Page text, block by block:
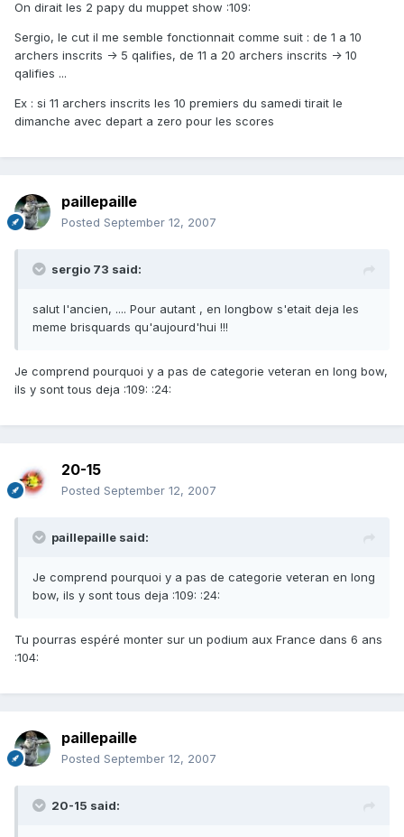
On dirait les 2 papy du muppet show :109:
Sergio, le cut il me semble fonctionnait comme suit : de 1 a 10
archers inscrits -> 5 qalifies, de 11 a 20 archers inscrits -> 10
qalifies ...
Ex : si 11 archers inscrits les 10 premiers du samedi tirait le
dimanche avec depart a zero pour les scores
paillepaille
Posted September 12, 2007
sergio 73 said:
salut l'ancien, .... Pour autant , en longbow s'etait deja les
meme brisquards qu'aujourd'hui !!!
Je comprend pourquoi y a pas de categorie veteran en long bow,
ils y sont tous deja :109: :24:
20-15
Posted September 12, 2007
paillepaille said:
Je comprend pourquoi y a pas de categorie veteran en long
bow, ils y sont tous deja :109: :24:
Tu pourras espéré monter sur un podium aux France dans 6 ans
:104:
paillepaille
Posted September 12, 2007
20-15 said: